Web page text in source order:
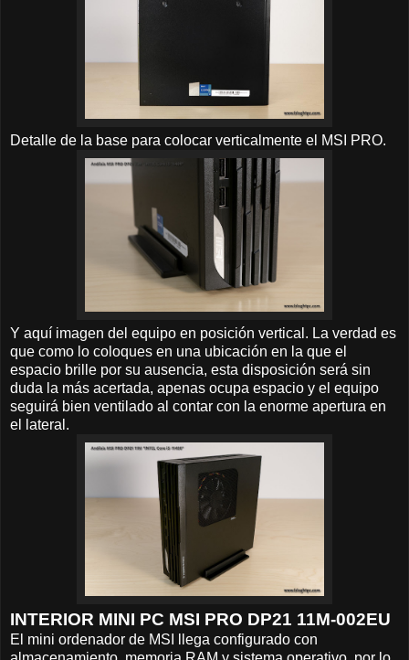
Detalle de la base para colocar verticalmente el MSI PRO.
Y aquí imagen del equipo en posición vertical. La verdad es
que como lo coloques en una ubicación en la que el
espacio brille por su ausencia, esta disposición será sin
duda la más acertada, apenas ocupa espacio y el equipo
seguirá bien ventilado al contar con la enorme apertura en
el lateral.
INTERIOR MINI PC MSI PRO DP21 11M-002EU
El mini ordenador de MSI llega configurado con